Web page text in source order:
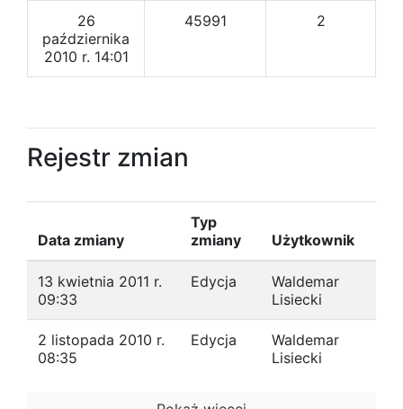
26
października
2010 r. 14:01
45991 2
Rejestr zmian
Data zmiany
Typ
zmiany
Użytkownik
13 kwietnia 2011 r.
09:33
Edycja
Waldemar
Lisiecki
2 listopada 2010 r.
08:35
Edycja
Waldemar
Lisiecki